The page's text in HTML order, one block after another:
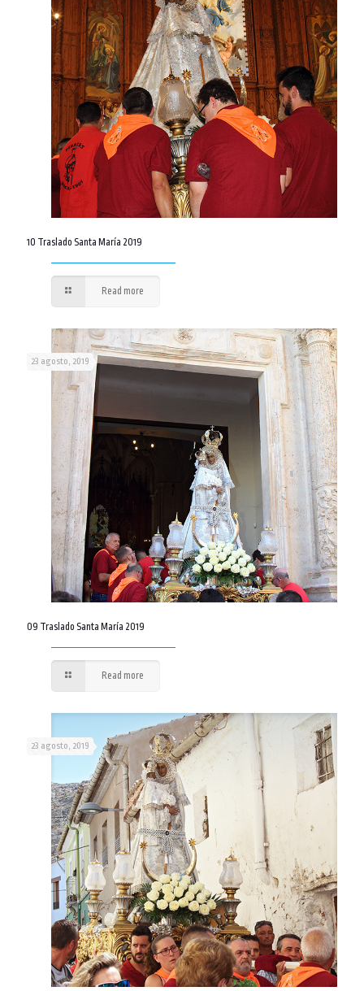
10 Traslado Santa María 2019
Read more
23 agosto, 2019
09 Traslado Santa María 2019
Read more
23 agosto, 2019